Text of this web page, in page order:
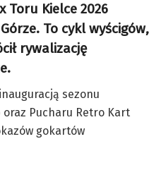
Toru Kielce 2026
To cykl wyścigów,
rywalizację
sezonu
oraz Pucharu Retro Kart
gokartów